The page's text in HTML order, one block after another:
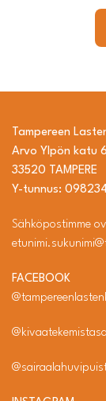
Tampereen
Arvo Ylpön katu 6
33520 TAMPERE
Y-tunnus:
Sähköpostimme
FACEBOOK